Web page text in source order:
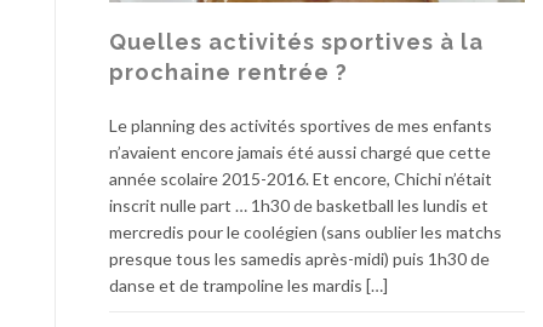
Quelles activités sportives à la
prochaine rentrée ?
Le planning des activités sportives de mes enfants
n’avaient encore jamais été aussi chargé que cette
année scolaire 2015-2016. Et encore, Chichi n’était
inscrit nulle part … 1h30 de basketball les lundis et
mercredis pour le coolégien (sans oublier les matchs
presque tous les samedis après-midi) puis 1h30 de
danse et de trampoline les mardis […]